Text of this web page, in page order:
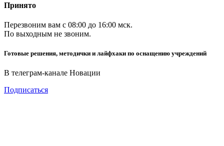
Принято
Перезвоним вам с 08:00 до 16:00 мск.
По выходным не звоним.
Готовые решения, методички и лайфхаки по оснащению учреждений
В телеграм-канале Новации
Подписаться